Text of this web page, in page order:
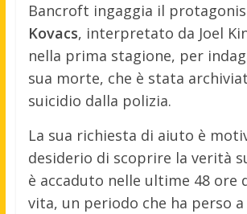
Bancroft ingaggia il
Kovacs, interpretato da Joel
nella prima stagione, per
sua morte, che è stata arch
suicidio dalla polizia.
La sua richiesta di aiuto è moti
desiderio di scoprire la verità
è accaduto nelle ultime 48 ore
vita, un periodo che ha perso a